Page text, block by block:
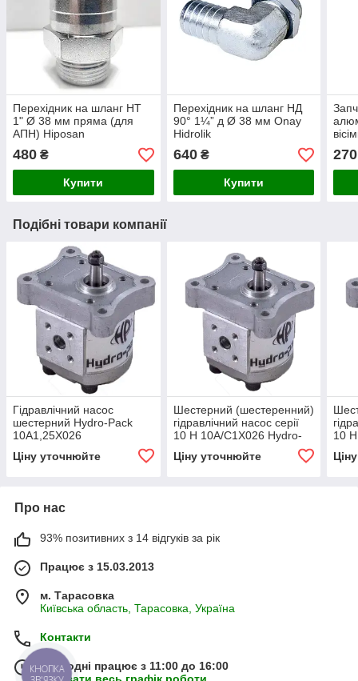
Перехідник на шланг НТ
1" Ø 38 мм пряма (для
АПН) Hiposan
480 ₴
Купити
Перехідник на шланг НД
90° 1¼” д Ø 38 мм Onay
Hidrolik
640₴
Купити
270
Подібні товари компанії
Гідравлічний насос
шестерний Hydro-Pack
10A1,25X026
Ціну уточнюйте
Шестерний (шестеренний)
гідравлічний насос серії
10 H 10A/C1X026 Hydro-
Ціну уточнюйте
10
Про нас
93% позитивних з 14 відгуків за рік
Працює з 15.03.2013
м. Тарасовка
Київська область, Тарасовка, Україна
Контакти
Сьогодні працює з 11:00 до 16:00
КНОПКА